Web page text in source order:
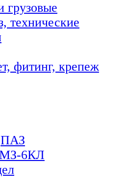
грузовые
технические
фитинг, крепеж
6КЛ